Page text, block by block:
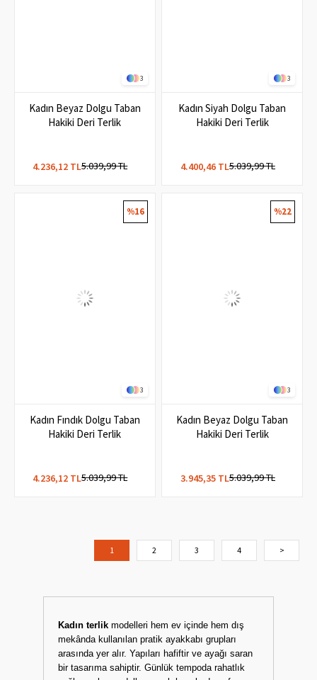
3
Kadın Beyaz Dolgu Taban
Hakiki Deri Terlik
4.236,12 TL5.039,99 TL
3
Kadın Siyah Dolgu Taban
Hakiki Deri Terlik
4.400,46 TL5.039,99 TL
3
Kadın Fındık Dolgu Taban
Hakiki Deri Terlik
4.236,12 TL5.039,99 TL
%16
3
Kadın Beyaz Dolgu Taban
Hakiki Deri Terlik
3.945,35 TL5.039,99 TL
%22
1 2 3 4 >
Kadın terlikmodelleri hem ev içinde hem dış
mekânda kullanılan pratik ayakkabı grupları
arasında yer alır. Yapıları hafiftir ve ayağı saran
bir tasarıma sahiptir. Günlük tempoda rahatlık